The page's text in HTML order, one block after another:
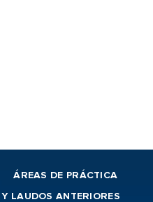
ÁREAS DE PRÁCTICA
LAUDOS ANTERIORES